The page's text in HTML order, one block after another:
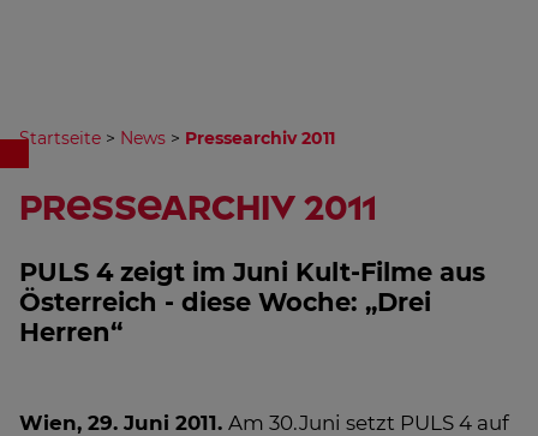
Startseite > News > Pressearchiv 2011
Pressearchiv 2011
PULS 4 zeigt im Juni Kult-Filme aus
Österreich - diese Woche: „Drei
Herren“
Wien, 29. Juni 2011. Am 30.Juni setzt PULS 4 auf